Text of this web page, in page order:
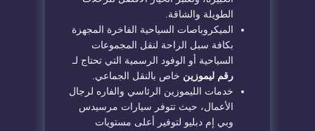
الطويلة والشاقة.
​الميكروباصات السياحية الفاخرة المجهزة
بكافة سبل الراحة لنقل المجموعات
السياحية أو الوفود الرسمية التي تحتاج لـ
رقم ليموزين خاص بالنقل الجماعي.
​خدمات الليموزين الرئاسي والفاره لرجال
الأعمال، حيث تتوفر سيارات مرسيدس
وبي إم دبليو لتوفير أعلى مستويات